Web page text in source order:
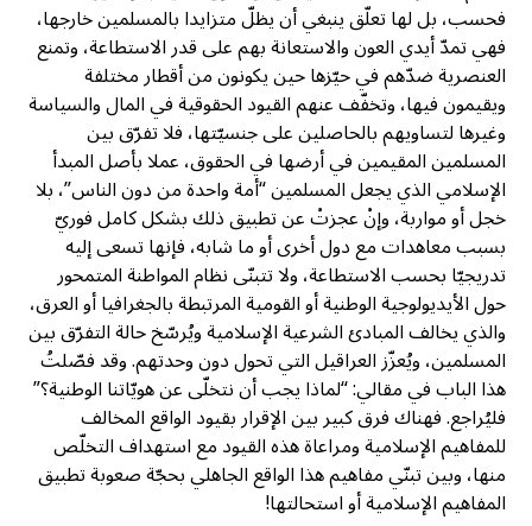
فحسب، بل لها تعلّق ينبغي أن يظلّ متزايدا بالمسلمين خارجها،
فهي تمدّ أيدي العون والاستعانة بهم على قدر الاستطاعة، وتمنع
العنصرية ضدّهم في حيّزها حين يكونون من أقطار مختلفة
ويقيمون فيها، وتخفّف عنهم القيود الحقوقية في المال والسياسة
وغيرها لتساويهم بالحاصلين على جنسيّتها، فلا تفرّق بين
المسلمين المقيمين في أرضها في الحقوق، عملا بأصل المبدأ
الإسلامي الذي يجعل المسلمين “أمة واحدة من دون الناس”، بلا
خجل أو مواربة، وإنْ عجزتْ عن تطبيق ذلك بشكل كامل فوريّ
بسبب معاهدات مع دول أخرى أو ما شابه، فإنها تسعى إليه
تدريجيّا بحسب الاستطاعة، ولا تتبنّى نظام المواطنة المتمحور
حول الأيديولوجية الوطنية أو القومية المرتبطة بالجغرافيا أو العرق،
والذي يخالف المبادئ الشرعية الإسلامية ويُرسّخ حالة التفرّق بين
المسلمين، ويُعزّز العراقيل التي تحول دون وحدتهم. وقد فصّلتُ
هذا الباب في مقالي: “لماذا يجب أن نتخلّى عن هويّاتنا الوطنية؟”
فليُراجع. فهناك فرق كبير بين الإقرار بقيود الواقع المخالف
للمفاهيم الإسلامية ومراعاة هذه القيود مع استهداف التخلّص
منها، وبين تبنّي مفاهيم هذا الواقع الجاهلي بحجّة صعوبة تطبيق
المفاهيم الإسلامية أو استحالتها!